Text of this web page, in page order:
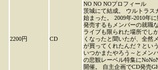
2200円 CD
NO NO NOプロフィール
茨城にて結成。 ウルトラス
始まった。 2009年-2010年
発売するもメンバーの就職
ライブも限られた場所でし
くなったと聞いたが、全然
が買ってくれたんだ？とい
いつかまたやろう～とメン
の悲観レーベル特集に
開催。 自主企画でCD発売